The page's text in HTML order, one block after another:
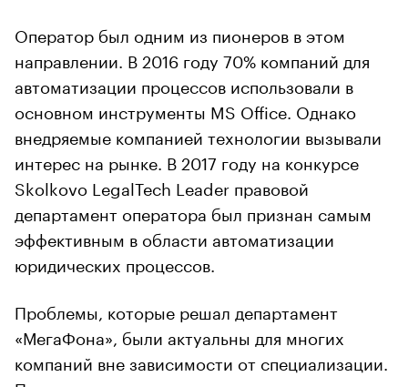
Оператор был одним из пионеров в этом
направлении. В 2016 году 70% компаний для
автоматизации процессов использовали в
основном инструменты MS Office. Однако
внедряемые компанией технологии вызывали
интерес на рынке. В 2017 году на конкурсе
Skolkovo LegalTech Leader правовой
департамент оператора был признан самым
эффективным в области автоматизации
юридических процессов.
Проблемы, которые решал департамент
«МегаФона», были актуальны для многих
компаний вне зависимости от специализации.